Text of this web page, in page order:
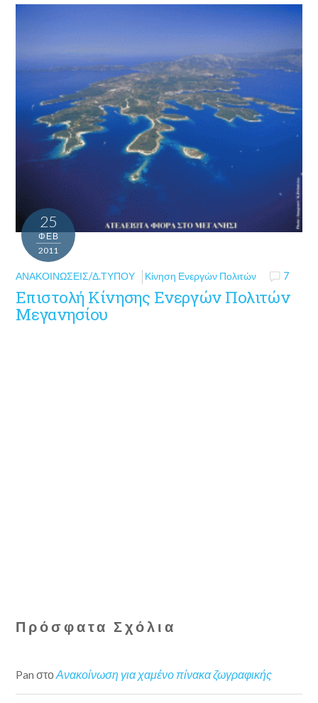
25
ΦΕΒ
2011
ΑΝΑΚΟΙΝΏΣΕΙΣ/Δ.ΤΎΠΟΥ Κίνηση Ενεργών Πολιτών 7
Επιστολή Κίνησης Ενεργών Πολιτών
Μεγανησίου
Πρόσφατα Σχόλια
Pan στοΑνακοίνωση για χαμένο πίνακα ζωγραφικής